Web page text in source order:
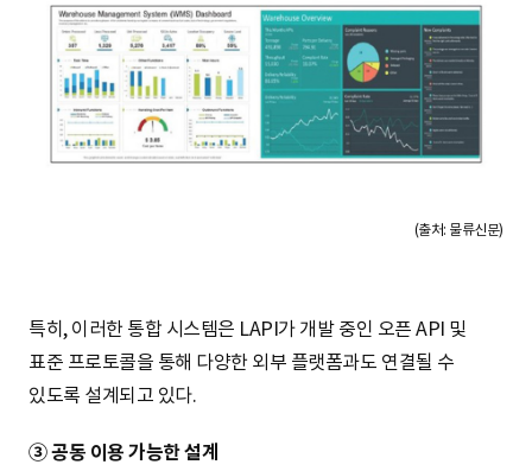
(출처: 물류신문)
특히, 이러한 통합 시스템은 LAPI가 개발 중인 오픈 API 및
표준 프로토콜을 통해 다양한 외부 플랫폼과도 연결될 수
있도록 설계되고 있다.
③ 공동 이용 가능한 설계